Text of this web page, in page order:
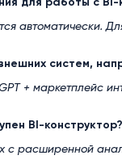
для работы с BI-
автоматически.
систем,
+ маркетплейс
BI-конструктор?
с расширенной